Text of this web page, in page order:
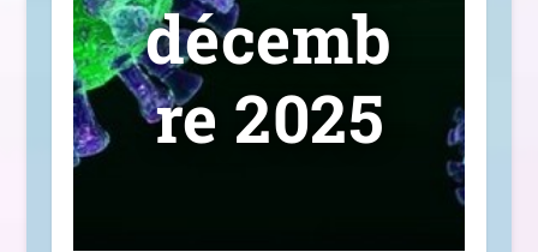
décemb
re 2025